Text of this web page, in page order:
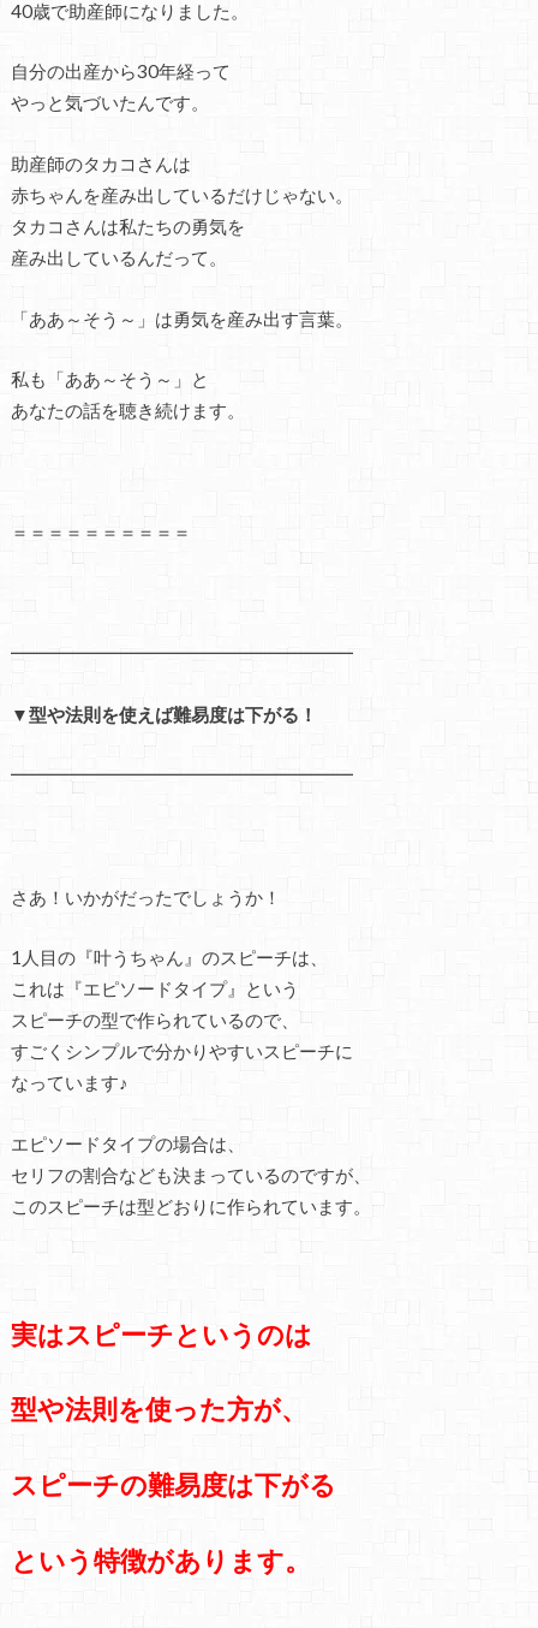
40歳で助産師になりました。
自分の出産から30年経って
やっと気づいたんです。
助産師のタカコさんは
赤ちゃんを産み出しているだけじゃない。
タカコさんは私たちの勇気を
産み出しているんだって。
「ああ～そう～」は勇気を産み出す言葉。
私も「ああ～そう～」と
あなたの話を聴き続けます。
＝＝＝＝＝＝＝＝＝＝
━━━━━━━━━━━━━━━━━━━
▼型や法則を使えば難易度は下がる！
━━━━━━━━━━━━━━━━━━━
さあ！いかがだったでしょうか！
1人目の『叶うちゃん』のスピーチは、
これは『エピソードタイプ』という
スピーチの型で作られているので、
すごくシンプルで分かりやすいスピーチに
なっています♪
エピソードタイプの場合は、
セリフの割合なども決まっているのですが、
このスピーチは型どおりに作られています。
実はスピーチというのは
型や法則を使った方が、
スピーチの難易度は下がる
という特徴があります。